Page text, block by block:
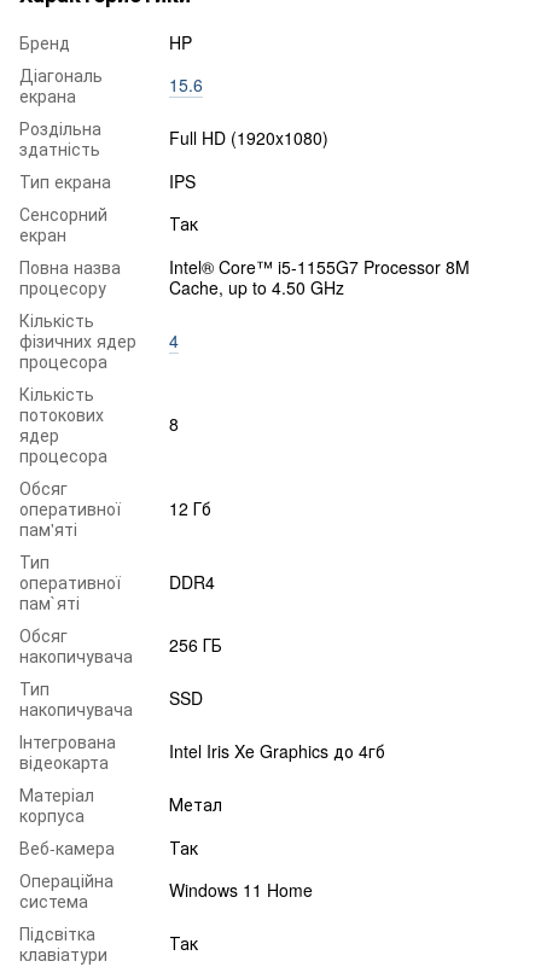
Бренд
HP
Діагональ
екрана
15.6
Роздільна
здатність
Full HD (1920x1080)
Тип екрана
IPS
Сенсорний
екран
Так
Повна назва
процесору
Intel® Core™ i5-1155G7 Processor 8M
Cache, up to 4.50 GHz
Кількість
фізичних ядер
процесора
4
Кількість
потокових
ядер
процесора
8
Обсяг
оперативної
пам'яті
12 Гб
Тип
оперативної
пам`яті
DDR4
Обсяг
накопичувача
256 ГБ
Тип
накопичувача
SSD
Інтегрована
відеокарта
Intel Iris Xe Graphics до 4гб
Матеріал
корпуса
Метал
Веб-камера
Так
Операційна
система
Windows 11 Home
Підсвітка
клавіатури
Так